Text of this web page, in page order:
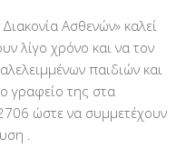
Ασθενών» καλεί
λίγο χρόνο και να τον
παιδιών και
γραφείο της στα
ώστε να συμμετέχουν
.